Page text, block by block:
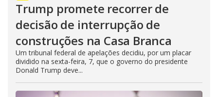
Trump promete recorrer de
decisão de interrupção de
construções na Casa Branca
Um tribunal federal de apelações decidiu, por um placar
dividido na sexta-feira, 7, que o governo do presidente
Donald Trump deve...